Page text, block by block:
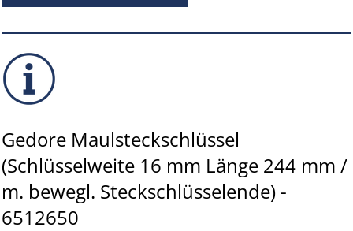
Gedore Maulsteckschlüssel
(Schlüsselweite 16 mm Länge 244 mm /
m. bewegl. Steckschlüsselende) -
6512650